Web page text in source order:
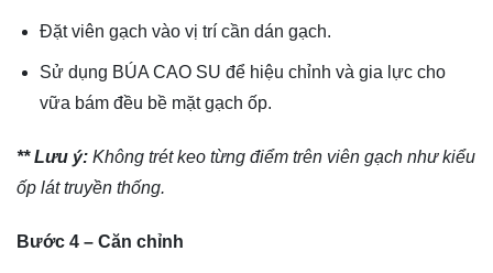
Đặt viên gạch vào vị trí cần dán gạch.
Sử dụng BÚA CAO SU để hiệu chỉnh và gia lực cho
vữa bám đều bề mặt gạch ốp.
** Lưu ý: Không trét keo từng điểm trên viên gạch như kiểu
ốp lát truyền thống.
Bước 4 – Căn chỉnh